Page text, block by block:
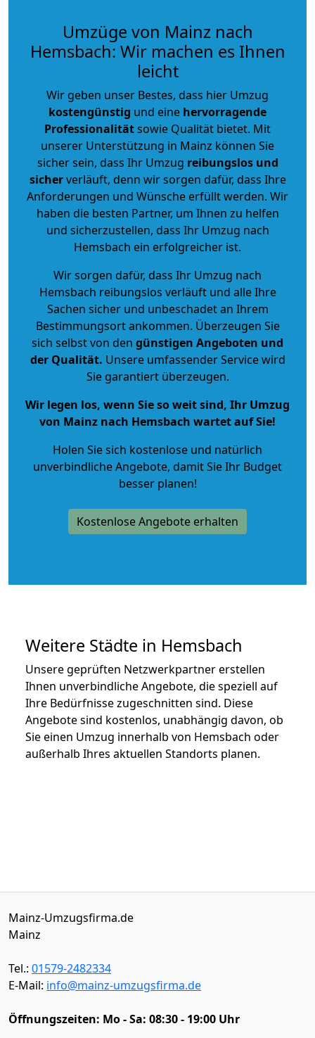
Umzüge von Mainz nach
Hemsbach: Wir machen es Ihnen
leicht
Wir geben unser Bestes, dass hier Umzug
kostengünstig und eine hervorragende
Professionalitätsowie Qualität bietet. Mit
unserer Unterstützung in Mainz können Sie
sicher sein, dass Ihr Umzug reibungslos und
sicherverläuft, denn wir sorgen dafür, dass Ihre
Anforderungen und Wünsche erfüllt werden. Wir
haben die besten Partner, um Ihnen zu helfen
und sicherzustellen, dass Ihr Umzug nach
Hemsbach ein erfolgreicher ist.
Wir sorgen dafür, dass Ihr Umzug nach
Hemsbach reibungslos verläuft und alle Ihre
Sachen sicher und unbeschadet an Ihrem
Bestimmungsort ankommen. Überzeugen Sie
sich selbst von den günstigen Angeboten und
der Qualität. Unsere umfassender Service wird
Sie garantiert überzeugen.
Wir legen los, wenn Sie so weit sind, Ihr Umzug
von Mainz nach Hemsbach wartet auf Sie!
Holen Sie sich kostenlose und natürlich
unverbindliche Angebote, damit Sie Ihr Budget
besser planen!
Kostenlose Angebote erhalten
Weitere Städte in Hemsbach
Unsere geprüften Netzwerkpartner erstellen
Ihnen unverbindliche Angebote, die speziell auf
Ihre Bedürfnisse zugeschnitten sind. Diese
Angebote sind kostenlos, unabhängig davon, ob
Sie einen Umzug innerhalb von Hemsbach oder
außerhalb Ihres aktuellen Standorts planen.
Mainz-Umzugsfirma.de
Mainz
Tel.: 01579-2482334
E-Mail: info@mainz-umzugsfirma.de
Öffnungszeiten: Mo - Sa: 08:30 - 19:00 Uhr